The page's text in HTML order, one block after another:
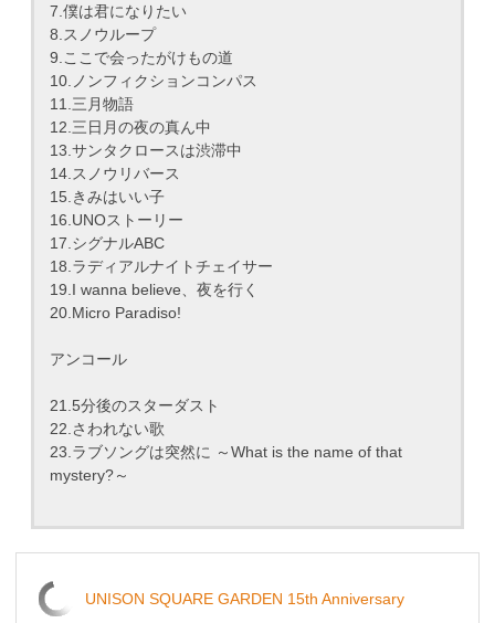
7.僕は君になりたい
8.スノウループ
9.ここで会ったがけもの道
10.ノンフィクションコンパス
11.三月物語
12.三日月の夜の真ん中
13.サンタクロースは渋滞中
14.スノウリバース
15.きみはいい子
16.UNOストーリー
17.シグナルABC
18.ラディアルナイトチェイサー
19.I wanna believe、夜を行く
20.Micro Paradiso!
アンコール
21.5分後のスターダスト
22.さわれない歌
23.ラブソングは突然に ～What is the name of that
mystery?～
UNISON SQUARE GARDEN 15th Anniversary